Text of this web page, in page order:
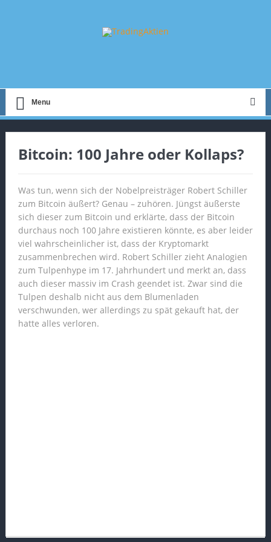
Menu
Bitcoin: 100 Jahre oder Kollaps?
Was tun, wenn sich der Nobelpreisträger Robert Schiller
zum Bitcoin äußert? Genau – zuhören. Jüngst äußerste
sich dieser zum Bitcoin und erklärte, dass der Bitcoin
durchaus noch 100 Jahre existieren könnte, es aber leider
viel wahrscheinlicher ist, dass der Kryptomarkt
zusammenbrechen wird. Robert Schiller zieht Analogien
zum Tulpenhype im 17. Jahrhundert und merkt an, dass
auch dieser massiv im Crash geendet ist. Zwar sind die
Tulpen deshalb nicht aus dem Blumenladen
verschwunden, wer allerdings zu spät gekauft hat, der
hatte alles verloren.